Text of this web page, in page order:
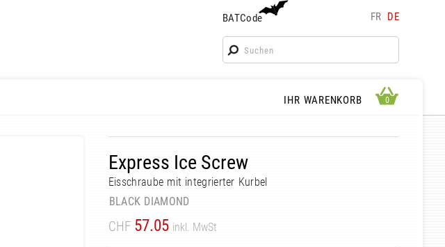
BATCode FR DE
BATCode
Geben Sie Ihren Namen ein und bestätigen
IHR WARENKORB 0 0
Express Ice Screw
Eisschraube mit integrierter Kurbel
BLACK DIAMOND
CHF 57.05 inkl. MwSt